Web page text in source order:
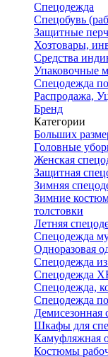
Спецодежда
Спецобувь
Защитные
Хозтовары,
Средства
Упаковочные
Спецодежда
Распродажа,
Бренд
Категории
Больших
Головные
Женская
Защитная
Зимняя
Зимние
толстовки
Летняя
Спецодежда
Одноразовая
Спецодежда
Спецодежда
Спецодежда,
Спецодежда
Демисезонная
Шкафы для
Камуфляжная
Костюмы